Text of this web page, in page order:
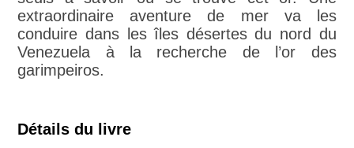
extraordinaire aventure de mer va les
conduire dans les îles désertes du nord du
Venezuela à la recherche de l’or des
garimpeiros.
Détails du livre